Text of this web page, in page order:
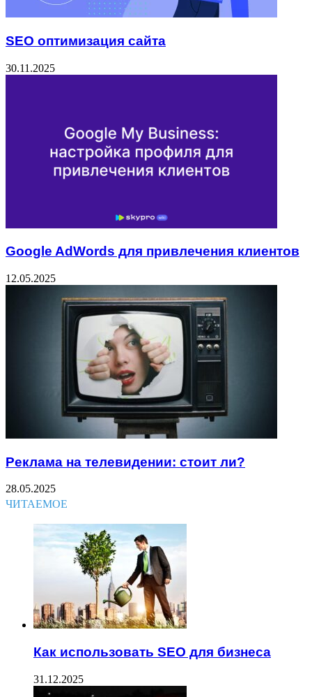
SEO оптимизация сайта
30.11.2025
Google AdWords для привлечения клиентов
12.05.2025
Реклама на телевидении: стоит ли?
28.05.2025
ЧИТАЕМОЕ
Как использовать SEO для бизнеса
31.12.2025